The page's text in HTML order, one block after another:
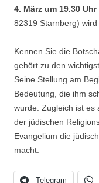
4. März um 19.30 Uhr
82319 Starnberg) wird
Kennen Sie die
gehört zu den
Seine Stellung am
Bedeutung, die ihm
wurde. Zugleich ist es
der jüdischen
Evangelium die
macht.
Telegram